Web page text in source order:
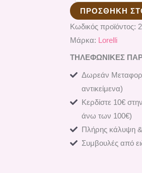
ΠΡΟΣΘΉΚΗ
Κωδικός προϊόντος:
Μάρκα: Lorelli
ΤΗΛΕΦΩΝΙΚΕΣ
Δωρεάν
αντικείμενα)
Κερδίστε 10€
άνω των 100€)
Πλήρης κάλυψη
Συμβουλές από